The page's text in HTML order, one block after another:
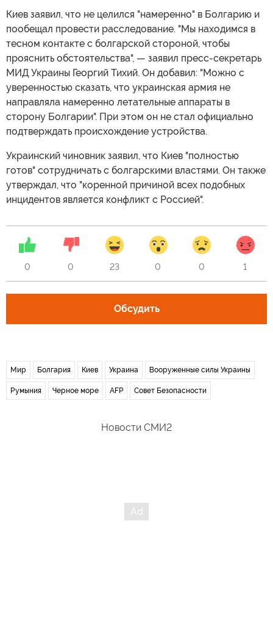
Киев заявил, что не целился "намеренно" в Болгарию и
пообещал провести расследование. "Мы находимся в
тесном контакте с болгарской стороной, чтобы
прояснить обстоятельства", — заявил пресс-секретарь
МИД Украины Георгий Тихий. Он добавил: "Можно с
уверенностью сказать, что украинская армия не
направляла намеренно летательные аппараты в
сторону Болгарии". При этом он не стал официально
подтверждать происхождение устройства.
Украинский чиновник заявил, что Киев "полностью
готов" сотрудничать с болгарскими властями. Он также
утверждал, что "коренной причиной всех подобных
инцидентов является конфликт с Россией".
0 0 23 0 0 1
Обсудить
Мир Болгария Киев Украина Вооруженные силы Украины
Румыния Черное море AFP Совет Безопасности
Новости СМИ2